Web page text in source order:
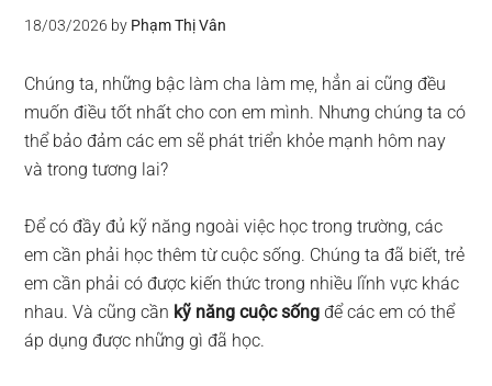
18/03/2026 by Phạm Thị Vân
Chúng ta, những bậc làm cha làm mẹ, hẳn ai cũng đều
muốn điều tốt nhất cho con em mình. Nhưng chúng ta có
thể bảo đảm các em sẽ phát triển khỏe mạnh hôm nay
và trong tương lai?
Để có đầy đủ kỹ năng ngoài việc học trong trường, các
em cần phải học thêm từ cuộc sống. Chúng ta đã biết, trẻ
em cần phải có được kiến thức trong nhiều lĩnh vực khác
nhau. Và cũng cần kỹ năng cuộc sống để các em có thể
áp dụng được những gì đã học.